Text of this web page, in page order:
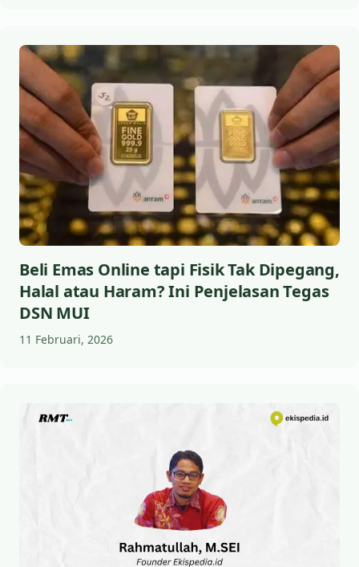
Beli Emas Online tapi Fisik Tak Dipegang,
Halal atau Haram? Ini Penjelasan Tegas
DSN MUI
11 Februari, 2026